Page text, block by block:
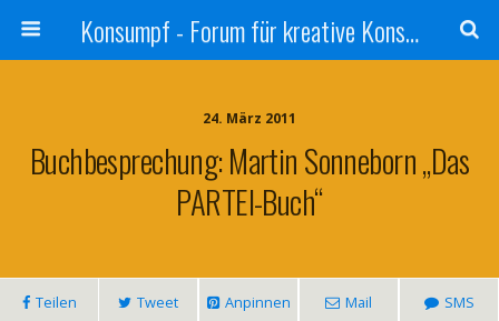
Konsumpf - Forum für kreative Konsumkritik - Culture Jamming, Nachhaltigkeit, Konzernkritik, Adbusting
24. März 2011
Buchbesprechung: Martin Sonneborn „Das
PARTEI-Buch“
Teilen Tweet Anpinnen Mail SMS